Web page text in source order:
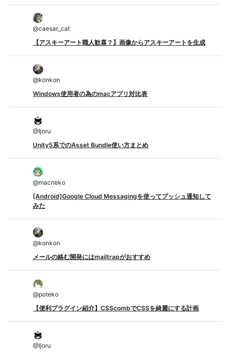
@caesar_cat
【アスキーアート職人歓喜？】画像からアスキーアートを生成
@konkon
Windows使用者の為のmacアプリ対比表
@Ijoru
Unity5系でのAsset Bundle使い方まとめ
@macneko
[Android]Google Cloud Messagingを使ってプッシュ通知して
みた
@konkon
メールの絡む開発にはmailtrapがおすすめ
@poteko
【便利プラグイン紹介】CSScombでCSSを綺麗にする計画
@Ijoru